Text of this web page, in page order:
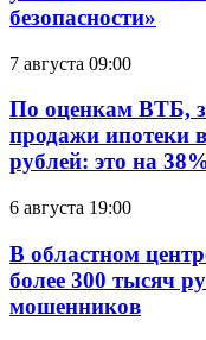
безопасности»
7 августа 09:00
По оценкам ВТБ,
продажи ипотеки
рублей: это на
6 августа 19:00
В областном
более 300 тысяч
мошенников